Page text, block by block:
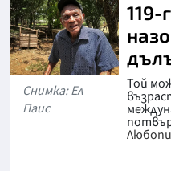
Снимка: Ел
Паис
Той